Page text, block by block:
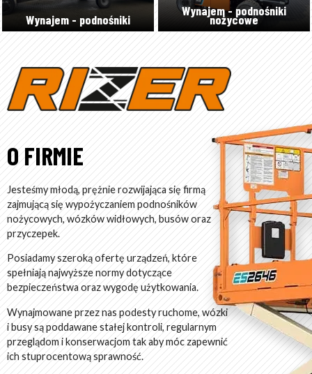
Wynajem - podnośniki
Wynajem - podnośniki
nożycowe
O FIRMIE
Jesteśmy młodą, prężnie rozwijająca się firmą
zajmującą się wypożyczaniem podnośników
nożycowych, wózków widłowych, busów oraz
przyczepek.
Posiadamy szeroką ofertę urządzeń, które
spełniają najwyższe normy dotyczące
bezpieczeństwa oraz wygodę użytkowania.
Wynajmowane przez nas podesty ruchome, wózki
i busy są poddawane stałej kontroli, regularnym
przeglądom i konserwacjom tak aby móc zapewnić
ich stuprocentową sprawność.